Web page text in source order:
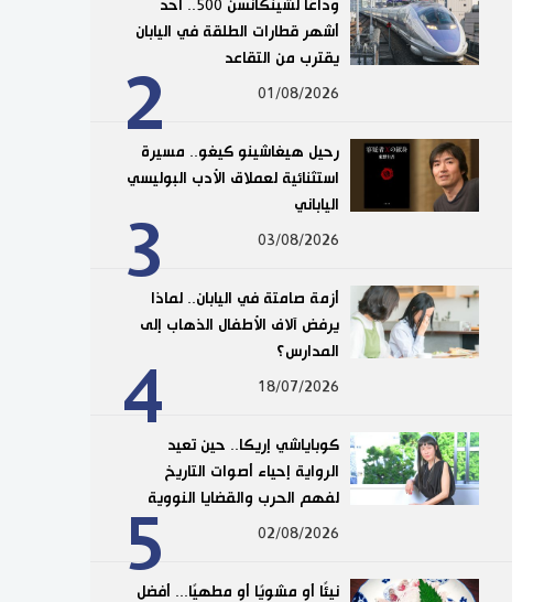
2
وداعًا لشينكانسن 500.. أحد
أشهر قطارات الطلقة في اليابان
يقترب من التقاعد
01/08/2026
3
رحيل هيغاشينو كيغو.. مسيرة
استثنائية لعملاق الأدب البوليسي
الياباني
03/08/2026
4
أزمة صامتة في اليابان.. لماذا
يرفض آلاف الأطفال الذهاب إلى
المدارس؟
18/07/2026
5
كوباياشي إريكا.. حين تعيد
الرواية إحياء أصوات التاريخ
لفهم الحرب والقضايا النووية
02/08/2026
نيئًا أو مشويًا أو مطهيًا... أفضل